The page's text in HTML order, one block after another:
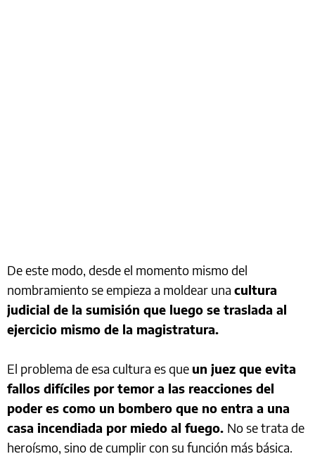
De este modo, desde el momento mismo del
nombramiento se empieza a moldear una cultura
judicial de la sumisión que luego se traslada al
ejercicio mismo de la magistratura.
El problema de esa cultura es que un juez que evita
fallos difíciles por temor a las reacciones del
poder es como un bombero que no entra a una
casa incendiada por miedo al fuego. No se trata de
heroísmo, sino de cumplir con su función más básica.